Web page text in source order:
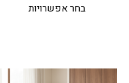
בחר אפשרויות